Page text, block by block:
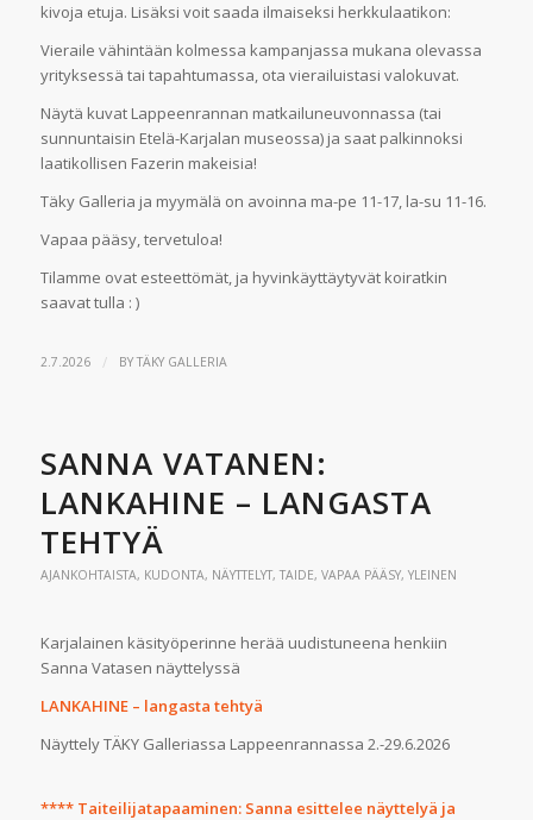
kivoja etuja. Lisäksi voit saada ilmaiseksi herkkulaatikon:
Vieraile vähintään kolmessa kampanjassa mukana olevassa
yrityksessä tai tapahtumassa, ota vierailuistasi valokuvat.
Näytä kuvat Lappeenrannan matkailuneuvonnassa (tai
sunnuntaisin Etelä-Karjalan museossa) ja saat palkinnoksi
laatikollisen Fazerin makeisia!
Täky Galleria ja myymälä on avoinna ma-pe 11-17, la-su 11-16.
Vapaa pääsy, tervetuloa!
Tilamme ovat esteettömät, ja hyvinkäyttäytyvät koiratkin
saavat tulla : )
2.7.2026 / BYTÄKY GALLERIA
SANNA VATANEN:
LANKAHINE – LANGASTA
TEHTYÄ
AJANKOHTAISTA, KUDONTA, NÄYTTELYT, TAIDE, VAPAA PÄÄSY, YLEINEN
Karjalainen käsityöperinne herää uudistuneena henkiin
Sanna Vatasen näyttelyssä
LANKAHINE – langasta tehtyä
Näyttely TÄKY Galleriassa Lappeenrannassa 2.-29.6.2026
**** Taiteilijatapaaminen: Sanna esittelee näyttelyä ja